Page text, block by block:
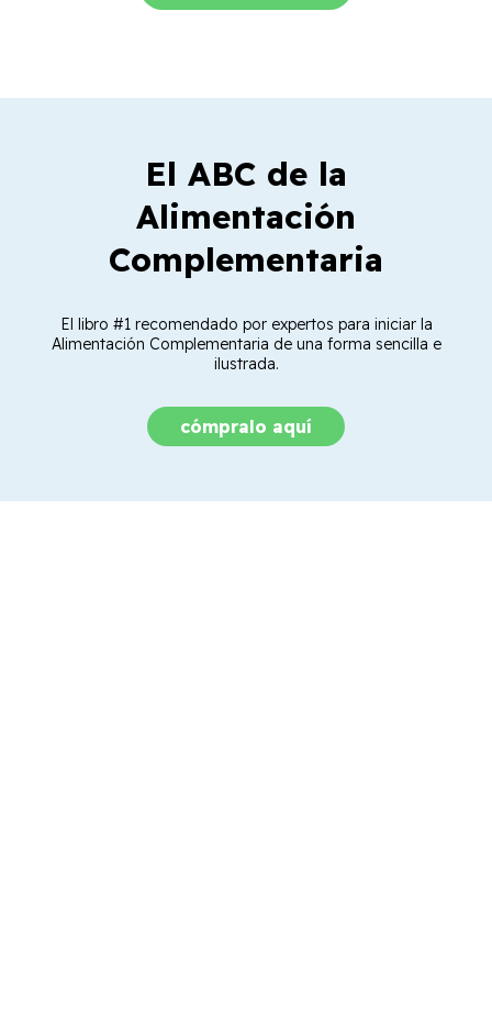
El ABC de la
Alimentación
Complementaria
El libro #1 recomendado por expertos para iniciar la
Alimentación Complementaria de una forma sencilla e
ilustrada.
cómpralo aquí